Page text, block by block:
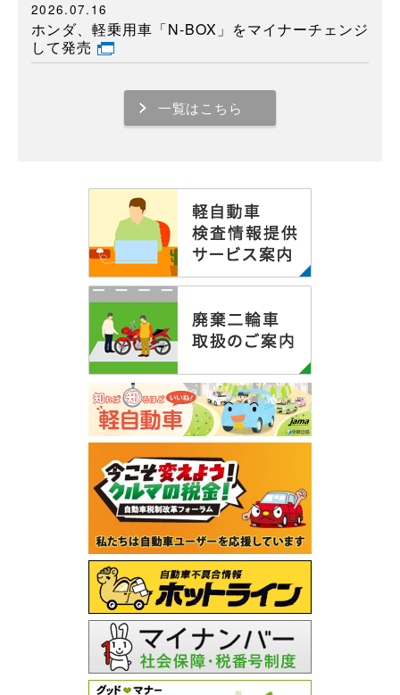
2026.07.16
ホンダ、軽乗用車「N-BOX」をマイナーチェンジ
して発売
一覧はこちら